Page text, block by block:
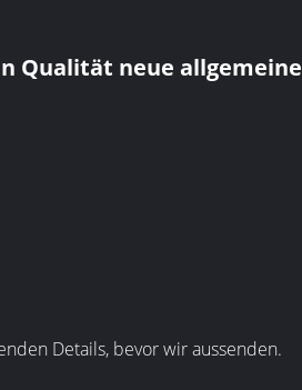
Qualität neue allgemeine
Details, bevor wir aussenden.